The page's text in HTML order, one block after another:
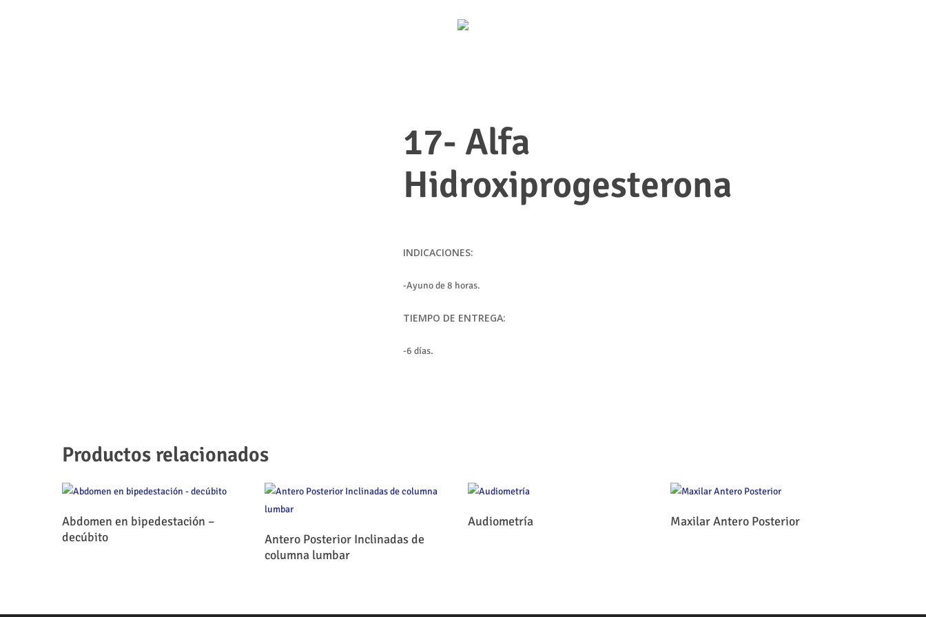
17- Alfa
Hidroxiprogesterona
INDICACIONES:
-Ayuno de 8 horas.
TIEMPO DE ENTREGA:
-6 días.
Productos relacionados
Leer Más
Abdomen en bipedestación –
decúbito
Leer Más
Antero Posterior Inclinadas de
columna lumbar
Audiometría Leer Más
Maxilar Antero Posterior